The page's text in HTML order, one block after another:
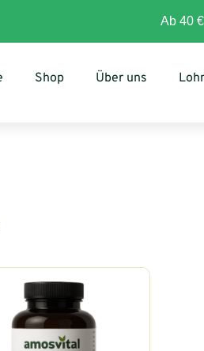
Ab 40
Shop Über uns